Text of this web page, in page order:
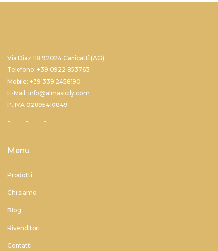
Via Diaz 118 92024 Canicattì (AG)
Telefono: +39 0922 853763
Mobile: +39 339 2458190
E-Mail: info@almasicily.com
P. IVA 02895410849
Menu
Prodotti
Chi siamo
Blog
Rivenditori
Contatti